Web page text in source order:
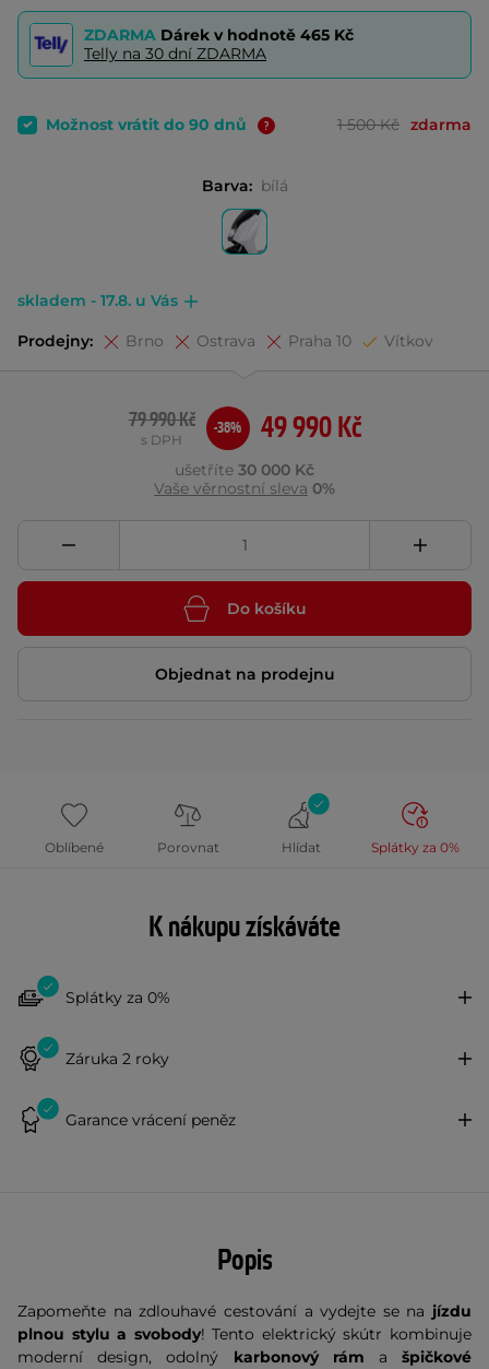
ZDARMA Dárek v hodnotě 465 Kč
Telly na 30 dní ZDARMA
Možnost vrátit do 90 dnů 1 500 Kč zdarma
Barva: bílá
skladem - 17.8. u Vás
Prodejny: Brno Ostrava Praha 10 Vítkov
49 990 Kč
79 990 Kč
s DPH
-38%
ušetříte 30 000 Kč
Vaše věrnostní sleva 0%
Do košíku
Objednat na prodejnu
Oblíbené Porovnat Hlídat Splátky za 0%
K nákupu získáváte
Splátky za 0%
Záruka 2 roky
Garance vrácení peněz
Popis
Zapomeňte na zdlouhavé cestování a vydejte se na jízdu
plnou stylu a svobody! Tento elektrický skútr kombinuje
moderní design, odolný karbonový rám ašpičkové